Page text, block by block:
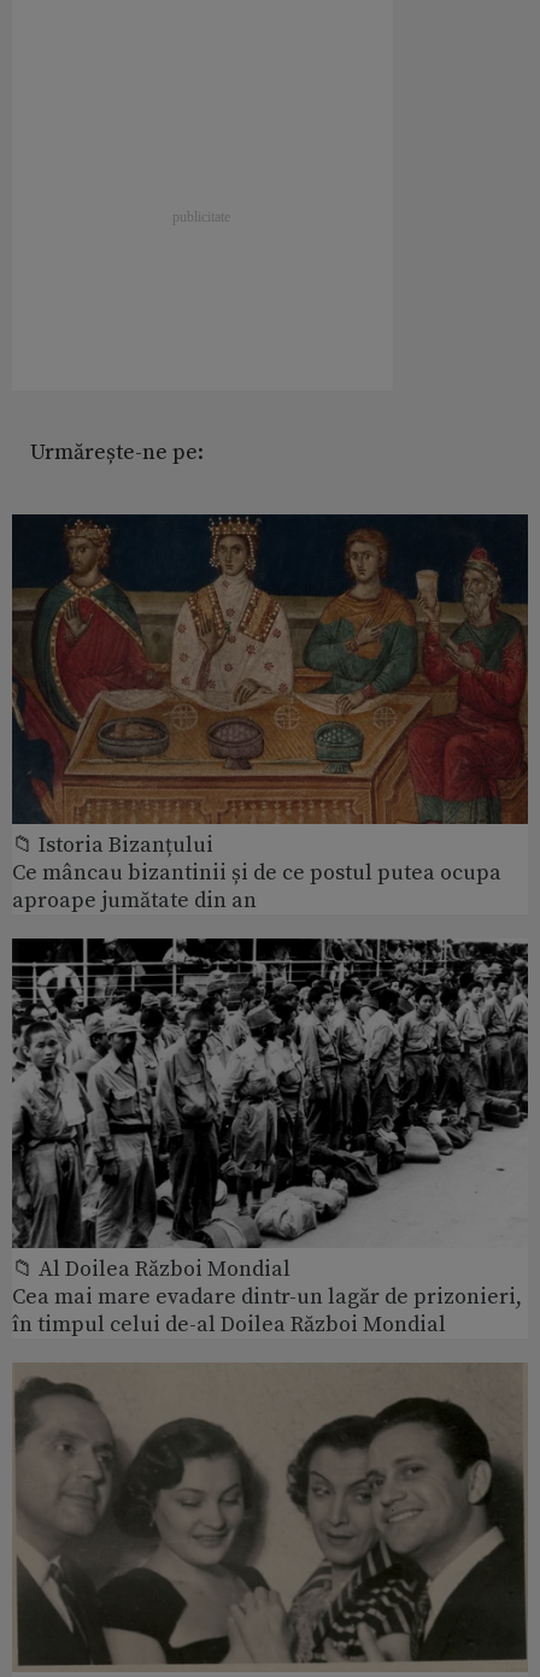
Urmărește-ne pe:
📁 Istoria Bizanțului
Ce mâncau bizantinii și de ce postul putea ocupa
aproape jumătate din an
📁 Al Doilea Război Mondial
Cea mai mare evadare dintr-un lagăr de prizonieri,
în timpul celui de-al Doilea Război Mondial